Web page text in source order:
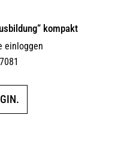
kompakt
einloggen